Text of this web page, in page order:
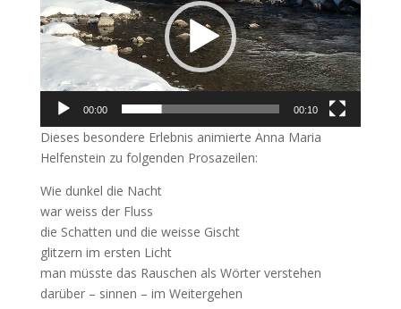
00:00 00:10
Dieses besondere Erlebnis animierte Anna Maria
Helfenstein zu folgenden Prosazeilen:
Wie dunkel die Nacht
war weiss der Fluss
die Schatten und die weisse Gischt
glitzern im ersten Licht
man müsste das Rauschen als Wörter verstehen
darüber – sinnen – im Weitergehen